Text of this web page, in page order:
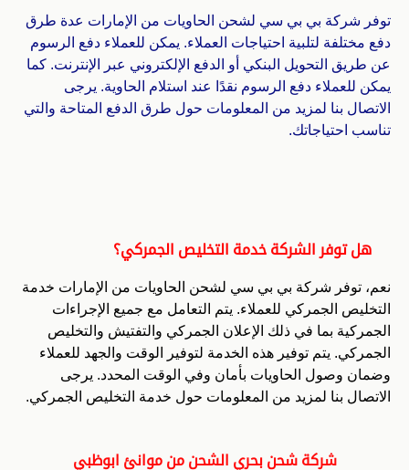
توفر شركة بي بي سي لشحن الحاويات من الإمارات عدة طرق
دفع مختلفة لتلبية احتياجات العملاء. يمكن للعملاء دفع الرسوم
عن طريق التحويل البنكي أو الدفع الإلكتروني عبر الإنترنت. كما
يمكن للعملاء دفع الرسوم نقدًا عند استلام الحاوية. يرجى
الاتصال بنا لمزيد من المعلومات حول طرق الدفع المتاحة والتي
تناسب احتياجاتك.
هل توفر الشركة خدمة التخليص الجمركي؟
نعم، توفر شركة بي بي سي لشحن الحاويات من الإمارات خدمة
التخليص الجمركي للعملاء. يتم التعامل مع جميع الإجراءات
الجمركية بما في ذلك الإعلان الجمركي والتفتيش والتخليص
الجمركي. يتم توفير هذه الخدمة لتوفير الوقت والجهد للعملاء
وضمان وصول الحاويات بأمان وفي الوقت المحدد. يرجى
الاتصال بنا لمزيد من المعلومات حول خدمة التخليص الجمركي.
شركة شحن بحري الشحن من موانئ ابوظبي